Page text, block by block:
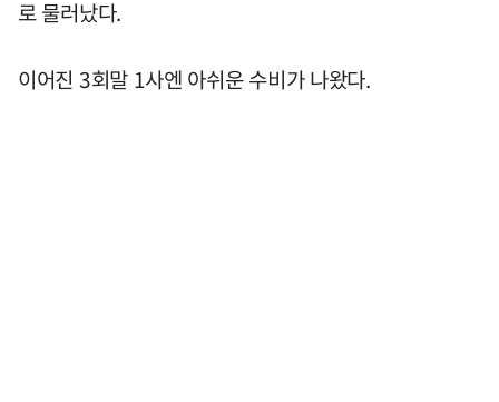
로 물러났다.
이어진 3회말 1사엔 아쉬운 수비가 나왔다.